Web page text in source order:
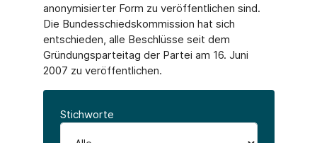
anonymisierter Form zu veröffentlichen sind.
Die Bundesschiedskommission hat sich
entschieden, alle Beschlüsse seit dem
Gründungsparteitag der Partei am 16. Juni
2007 zu veröffentlichen.
Stichworte